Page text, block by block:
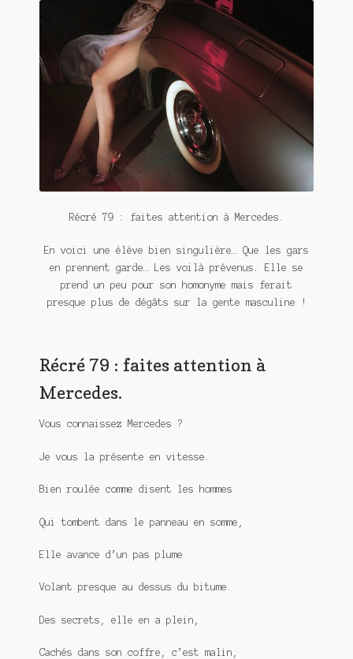
De(s)tracteur réduit au silence
Enlèvement rêvé
Entre père et fils
Il fallait me laisser mourir
La clé du bonheur
Les boules du Père Noël
Liste de tous mes romans
Marre des adultes
Meurtre en alternance
Meurtre sous couverture
Sauver ou périr
Une baffe et ça repart
Récré 79 : faites attention à Mercedes.
En voici une élève bien singulière… Que les gars
en prennent garde… Les voilà prévenus. Elle se
prend un peu pour son homonyme mais ferait
presque plus de dégâts sur la gente masculine !
Récré 79 : faites attention à
Mercedes.
Vous connaissez Mercedes ?
Je vous la présente en vitesse.
Bien roulée comme disent les hommes
Qui tombent dans le panneau en somme,
Elle avance d’un pas plume
Volant presque au dessus du bitume.
Des secrets, elle en a plein,
Cachés dans son coffre, c’est malin,